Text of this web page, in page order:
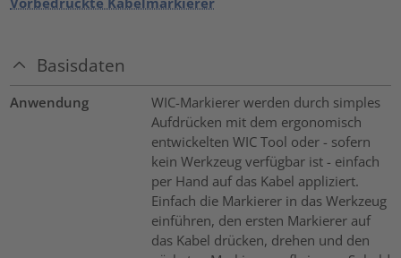
Basisdaten
Anwendung
WIC-Markierer werden durch simples
Aufdrücken mit dem ergonomisch
entwickelten WIC Tool oder - sofern
kein Werkzeug verfügbar ist - einfach
per Hand auf das Kabel appliziert.
Einfach die Markierer in das Werkzeug
einführen, den ersten Markierer auf
das Kabel drücken, drehen und den